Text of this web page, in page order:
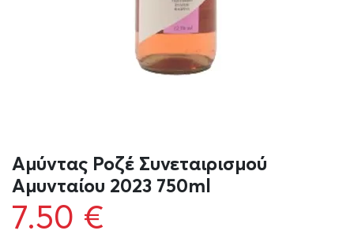
Αμύντας Ροζέ Συνεταιρισμού
Αμυνταίου 2023 750ml
7.50 €